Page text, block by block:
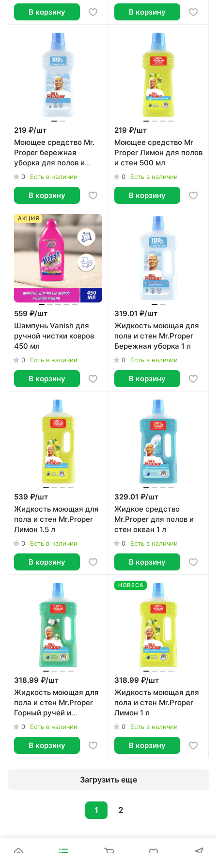
В корзину В корзину
219 ₽/шт
Моющее средство Mr.
Proper бережная
уборка для полов и
стен 500 мл
0 Есть в наличии
В корзину
219 ₽/шт
Моющее средство Mr
Proper Лимон для полов
и стен 500 мл
0 Есть в наличии
В корзину
АКЦИЯ
559 ₽/шт
Шампунь Vanish для
ручной чистки ковров
450 мл
0 Есть в наличии
В корзину
319.01 ₽/шт
Жидкость моющая для
пола и стен Mr.Proper
Бережная уборка 1 л
0 Есть в наличии
В корзину
539 ₽/шт
Жидкость моющая для
пола и стен Mr.Proper
Лимон 1.5 л
0 Есть в наличии
В корзину
329.01 ₽/шт
Жидкое средство
Mr.Proper для полов и
стен океан 1 л
0 Есть в наличии
В корзину
318.99 ₽/шт
Жидкость моющая для
пола и стен Mr.Proper
Горный ручей и
прохлада 1 л
0 Есть в наличии
В корзину
HORECA
318.99 ₽/шт
Жидкость моющая для
пола и стен Mr.Proper
Лимон 1 л
0 Есть в наличии
В корзину
Загрузить еще
1 2